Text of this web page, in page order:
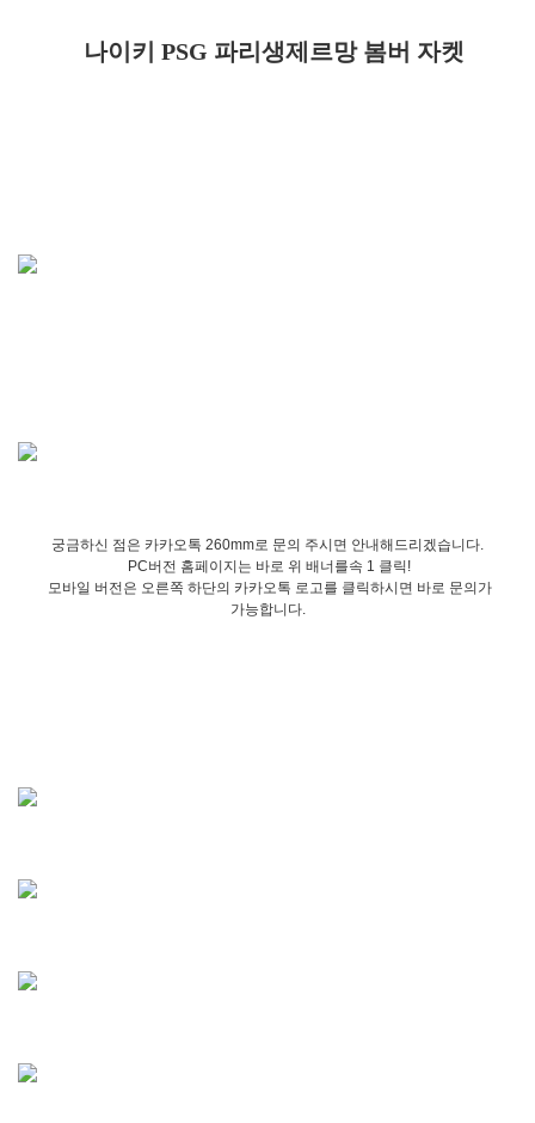
나이키 PSG 파리생제르망 봄버 자켓
궁금하신 점은 카카오톡 260mm로 문의 주시면 안내해드리겠습니다.
PC버전 홈페이지는 바로 위 배너를속 1 클릭!
모바일 버전은 오른쪽 하단의 카카오톡 로고를 클릭하시면 바로 문의가
가능합니다.